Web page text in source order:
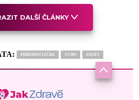
DALŠÍ ČLÁNKY
PŘÍRODNÍ LÉČBA UCHO ZÁNĚT